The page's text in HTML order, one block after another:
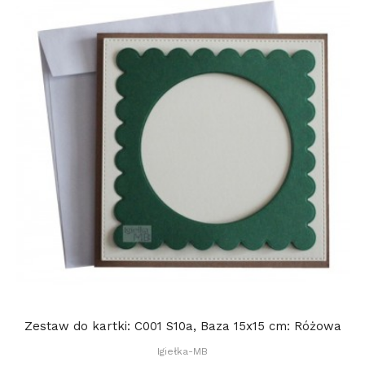
Zestaw do kartki: C001 S10a, Baza 15x15 cm: Różowa
Igiełka-MB